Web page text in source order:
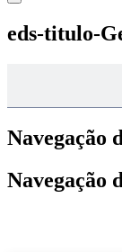
eds-titulo-
Navegação
Navegação